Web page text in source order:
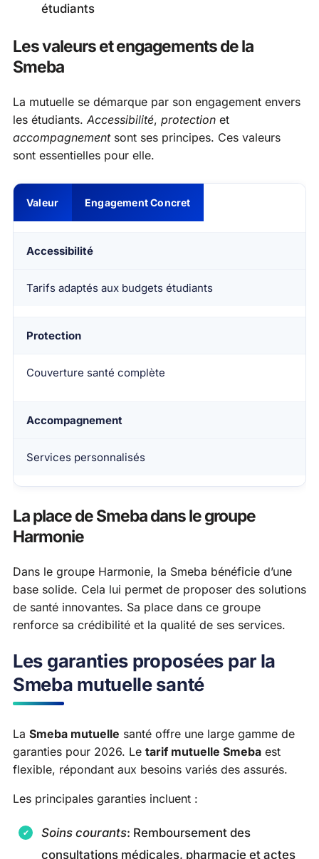
étudiants
Les valeurs et engagements de la
Smeba
La mutuelle se démarque par son engagement envers
les étudiants. Accessibilité, protection et
accompagnementsont ses principes. Ces valeurs
sont essentielles pour elle.
Valeur Engagement Concret
Accessibilité
Tarifs adaptés aux budgets étudiants
Protection
Couverture santé complète
Accompagnement
Services personnalisés
La place de Smeba dans le groupe
Harmonie
Dans le groupe Harmonie, la Smeba bénéficie d’une
base solide. Cela lui permet de proposer des solutions
de santé innovantes. Sa place dans ce groupe
renforce sa crédibilité et la qualité de ses services.
Les garanties proposées par la
Smeba mutuelle santé
La Smeba mutuelle santé offre une large gamme de
garanties pour 2026. Le tarif mutuelle Smeba est
flexible, répondant aux besoins variés des assurés.
Les principales garanties incluent :
Soins courants: Remboursement des
consultations médicales, pharmacie et actes